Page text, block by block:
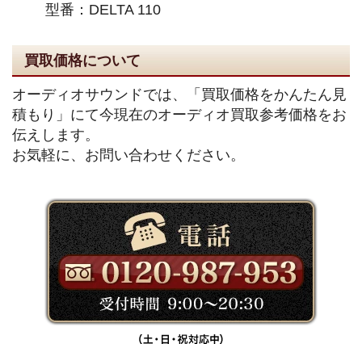
型番：DELTA 110
買取価格について
オーディオサウンドでは、「買取価格をかんたん見
積もり」にて今現在のオーディオ買取参考価格をお
伝えします。
お気軽に、お問い合わせください。